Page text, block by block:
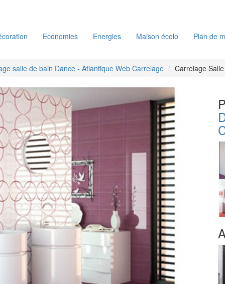
Economies Energies Maison écolo Plan de
salle de bain Dance - Atlantique Web Carrelage Carrelage